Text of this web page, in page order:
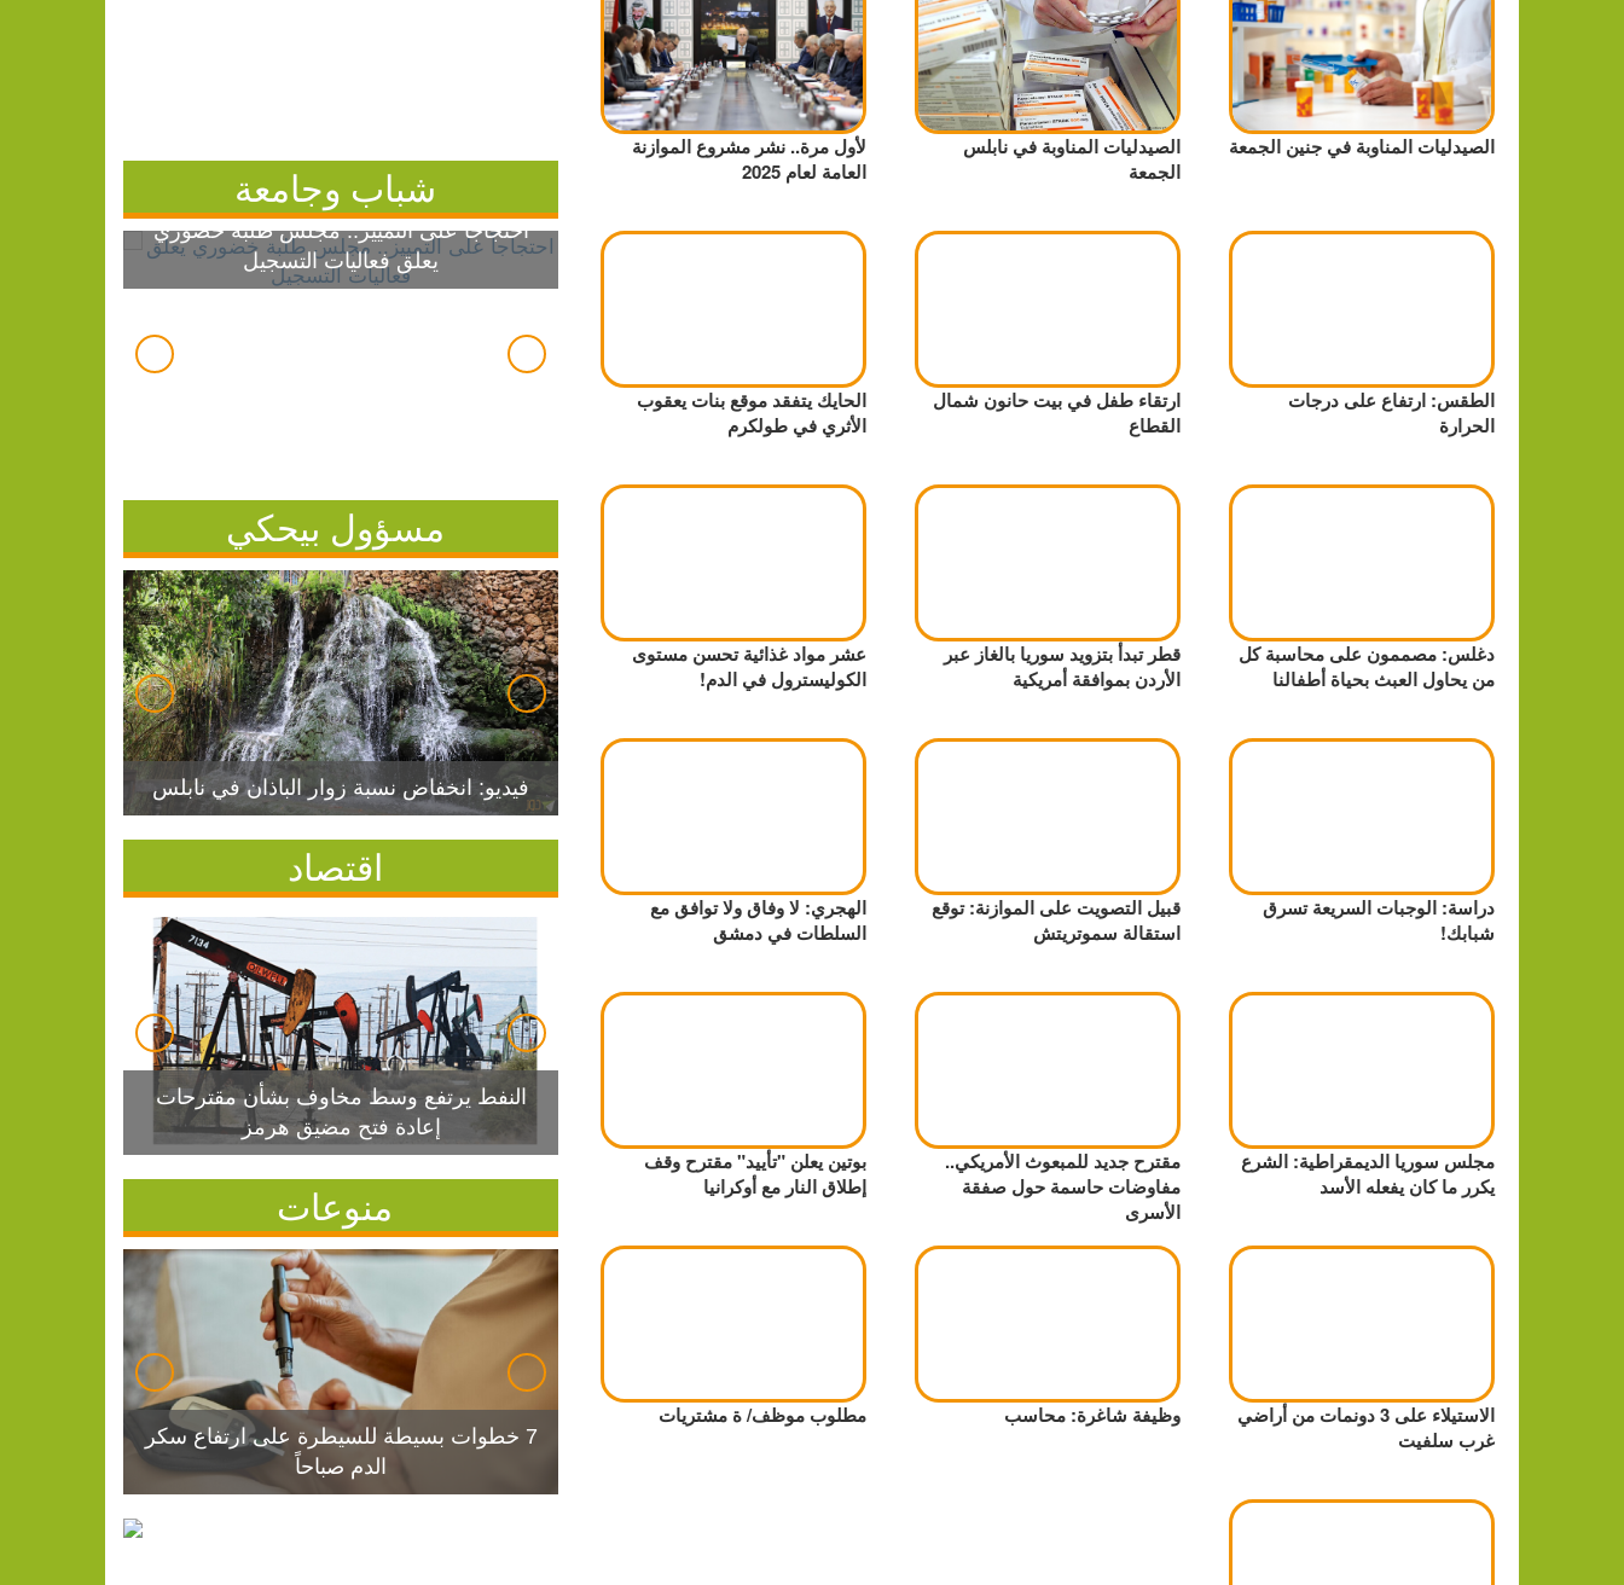
الصيدليات المناوبة في جنين الجمعة
الصيدليات المناوبة في نابلس
الجمعة
لأول مرة.. نشر مشروع الموازنة
العامة لعام 2025
الطقس: ارتفاع على درجات
الحرارة
ارتقاء طفل في بيت حانون شمال
القطاع
الحايك يتفقد موقع بنات يعقوب
الأثري في طولكرم
دغلس: مصممون على محاسبة كل
من يحاول العبث بحياة أطفالنا
قطر تبدأ بتزويد سوريا بالغاز عبر
الأردن بموافقة أمريكية
عشر مواد غذائية تحسن مستوى
الكوليسترول في الدم!
دراسة: الوجبات السريعة تسرق
شبابك!
قبيل التصويت على الموازنة: توقع
استقالة سموتريتش
الهجري: لا وفاق ولا توافق مع
السلطات في دمشق
مجلس سوريا الديمقراطية: الشرع
يكرر ما كان يفعله الأسد
مقترح جديد للمبعوث الأمريكي..
مفاوضات حاسمة حول صفقة
الأسرى
بوتين يعلن "تأييد" مقترح وقف
إطلاق النار مع أوكرانيا
الاستيلاء على 3 دونمات من أراضي
غرب سلفيت
وظيفة شاغرة: محاسب مطلوب موظف/ ة مشتريات
شباب وجامعة
احتجاجاً على التمييز.. مجلس طلبة خضوري
يعلق فعاليات التسجيل
مسؤول بيحكي
فيديو: انخفاض نسبة زوار الباذان في نابلس
اقتصاد
النفط يرتفع وسط مخاوف بشأن مقترحات
إعادة فتح مضيق هرمز
منوعات
7 خطوات بسيطة للسيطرة على ارتفاع سكر
الدم صباحاً